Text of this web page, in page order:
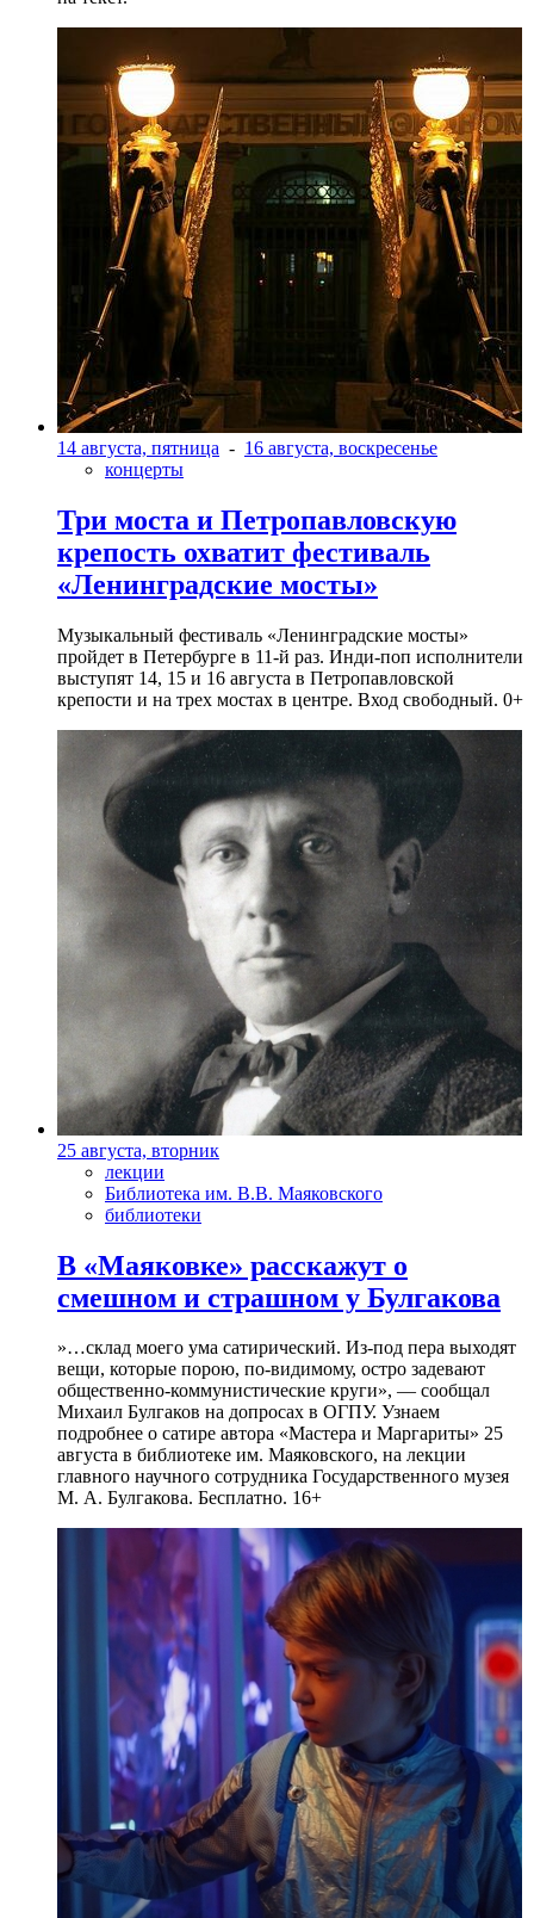
14 августа, пятница - 16 августа, воскресенье
концерты
Три моста и Петропавловскую
крепость охватит фестиваль
«Ленинградские мосты»
Музыкальный фестиваль «Ленинградские мосты»
пройдет в Петербурге в 11-й раз. Инди-поп исполнители
выступят 14, 15 и 16 августа в Петропавловской
крепости и на трех мостах в центре. Вход свободный. 0+
25 августа, вторник
лекции
Библиотека им. В.В. Маяковского
библиотеки
В «Маяковке» расскажут о
смешном и страшном у Булгакова
»…склад моего ума сатирический. Из-под пера выходят
вещи, которые порою, по-видимому, остро задевают
общественно-коммунистические круги», — сообщал
Михаил Булгаков на допросах в ОГПУ. Узнаем
подробнее о сатире автора «Мастера и Маргариты» 25
августа в библиотеке им. Маяковского, на лекции
главного научного сотрудника Государственного музея
М. А. Булгакова. Бесплатно. 16+